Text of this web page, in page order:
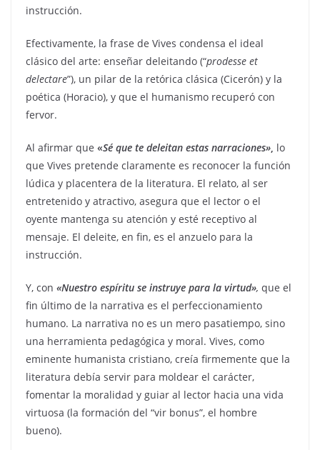
instrucción.
Efectivamente, la frase de Vives condensa el ideal
clásico del arte: enseñar deleitando (“prodesse et
delectare”), un pilar de la retórica clásica (Cicerón) y la
poética (Horacio), y que el humanismo recuperó con
fervor.
Al afirmar que «Sé que te deleitan estas narraciones», lo
que Vives pretende claramente es reconocer la función
lúdica y placentera de la literatura. El relato, al ser
entretenido y atractivo, asegura que el lector o el
oyente mantenga su atención y esté receptivo al
mensaje. El deleite, en fin, es el anzuelo para la
instrucción.
Y, con «Nuestro espíritu se instruye para la virtud», que el
fin último de la narrativa es el perfeccionamiento
humano. La narrativa no es un mero pasatiempo, sino
una herramienta pedagógica y moral. Vives, como
eminente humanista cristiano, creía firmemente que la
literatura debía servir para moldear el carácter,
fomentar la moralidad y guiar al lector hacia una vida
virtuosa (la formación del “vir bonus”, el hombre
bueno).